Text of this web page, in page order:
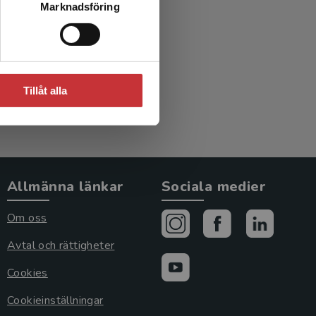
Marknadsföring
Tillåt alla
Allmänna länkar
Om oss
Avtal och rättigheter
Cookies
Cookieinställningar
Sociala medier